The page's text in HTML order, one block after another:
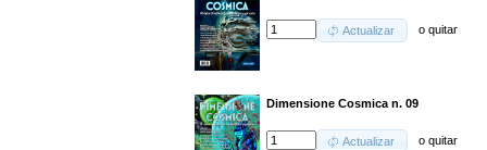
Actualizar oquitar
Dimensione Cosmica n. 09
Actualizar oquitar